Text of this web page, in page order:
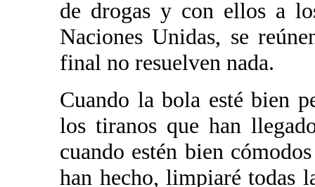
de drogas y con ellos a
Naciones Unidas, se
final no resuelven nada.
Cuando la bola esté bien
los tiranos que han
cuando estén bien
han hecho, limpiaré todas